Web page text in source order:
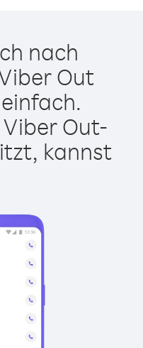
nach
Out
Out-
kannst